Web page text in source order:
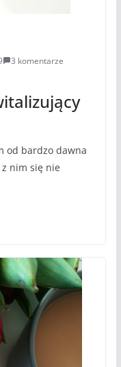
3 komentarze
od bardzo dawna
nim się nie